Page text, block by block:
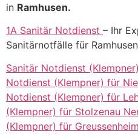
in Ramhusen.
1A Sanitär Notdienst – Ihr
Sanitärnotfälle für
Sanitär Notdienst
Notdienst (Klempner) für
Notdienst (Klempner) für
(Klempner) für Stolzenau
(Klempner) für Greussenheim